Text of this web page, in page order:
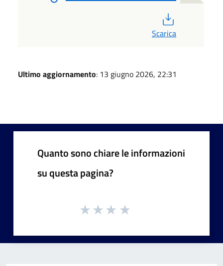
Scarica
Ultimo aggiornamento: 13 giugno 2026, 22:31
Quanto sono chiare le informazioni
su questa pagina?